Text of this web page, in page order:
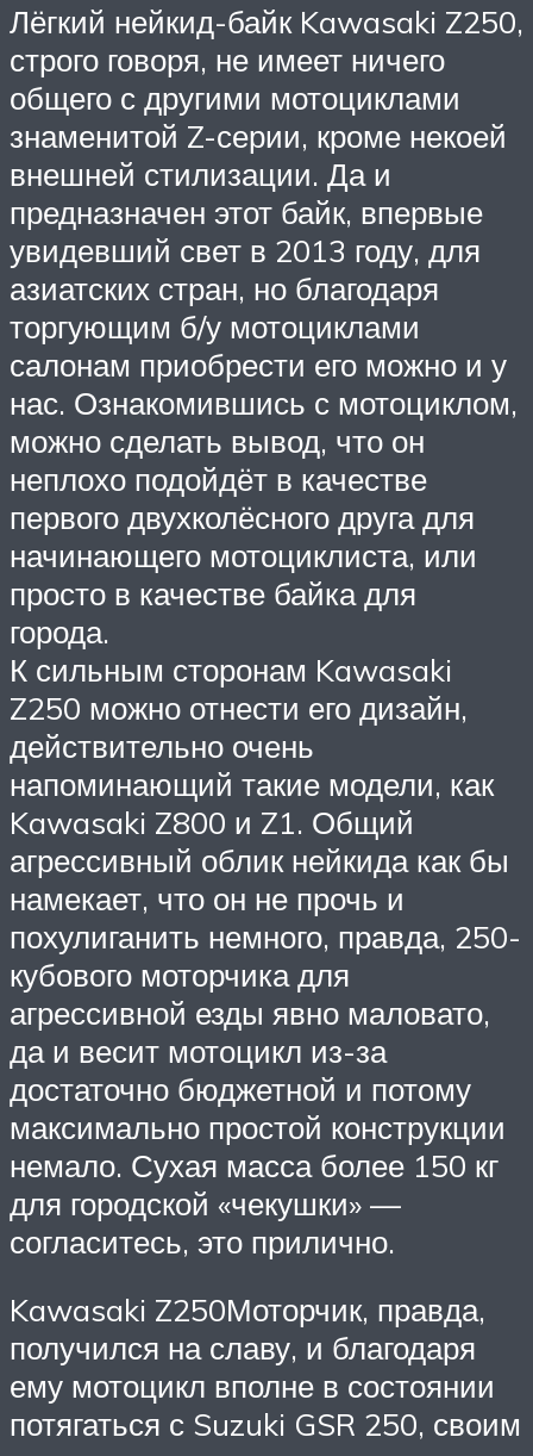
Лёгкий нейкид-байк Kawasaki Z250,
строго говоря, не имеет ничего
общего с другими мотоциклами
знаменитой Z-серии, кроме некоей
внешней стилизации. Да и
предназначен этот байк, впервые
увидевший свет в 2013 году, для
азиатских стран, но благодаря
торгующим б/у мотоциклами
салонам приобрести его можно и у
нас. Ознакомившись с мотоциклом,
можно сделать вывод, что он
неплохо подойдёт в качестве
первого двухколёсного друга для
начинающего мотоциклиста, или
просто в качестве байка для
города.
К сильным сторонам Kawasaki
Z250 можно отнести его дизайн,
действительно очень
напоминающий такие модели, как
Kawasaki Z800 и Z1. Общий
агрессивный облик нейкида как бы
намекает, что он не прочь и
похулиганить немного, правда, 250-
кубового моторчика для
агрессивной езды явно маловато,
да и весит мотоцикл из-за
достаточно бюджетной и потому
максимально простой конструкции
немало. Сухая масса более 150 кг
для городской «чекушки» —
согласитесь, это прилично.
Kawasaki Z250Моторчик, правда,
получился на славу, и благодаря
ему мотоцикл вполне в состоянии
потягаться с Suzuki GSR 250, своим